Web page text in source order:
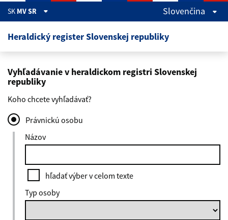
Skočiť na hlavný obsah
SK MV SR Slovenčina
Heraldický register Slovenskej republiky
Vyhľadávanie v heraldickom registri Slovenskej
republiky
Koho chcete vyhľadávať?
Právnickú osobu
Názov
hľadať výber v celom texte
Typ osoby